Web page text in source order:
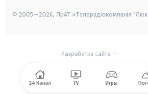
© 2005—2026, ПрАТ «Телерадіокомпанія
Разработка сайта -
24 Канал TV Игры